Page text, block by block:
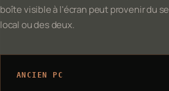
boîte visible à l'écran peut provenir du
local ou des deux.
ANCIEN PC